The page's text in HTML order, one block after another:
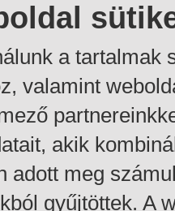
a tartalmak
valamint
akik
adott meg
gyűjtöttek. A